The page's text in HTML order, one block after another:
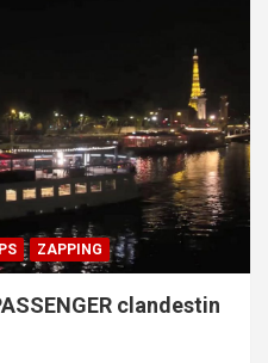
ZAPPING
clandestin